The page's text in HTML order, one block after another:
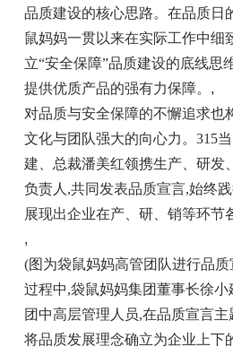
品质建设的核心思路。在品质日
鼠妈妈一贯以来在实际工作中细
立“安全保障”品质建设的底线思
提供优质产品的强有力保障。 ,
对品质与安全保障的不懈追求也
文化与团队强大的向心力。315
建、总裁潘美红领携生产、研发
负责人,共同发表品质宣言,始终
展现出企业在产、研、销等环节
,
(图为袋鼠妈妈高管团队进行品质
过程中,袋鼠妈妈集团董事长徐
团中高层管理人员,在品质宣言
将品质发展理念确立为企业上下